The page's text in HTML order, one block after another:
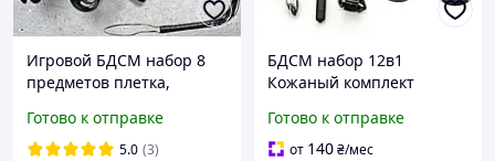
Игровой БДСМ набор 8
предметов плетка,
ошейник, вибратор
Готово к отправке
5.0 (3)
БДСМ набор 12в1
Кожаный комплект
плеть, зажимы для
сосков, верёвка
Готово к отправке
от 140₴/мес